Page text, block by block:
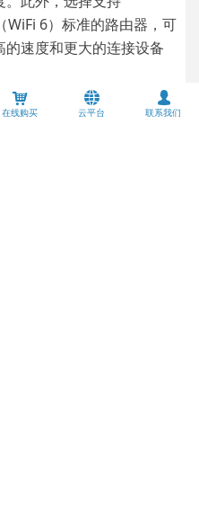
WiFi 6）标准的路由器，可
的速度和更大的连接设备
场景对路由器的需求是多
낙
在线购买
뀁
云平台
넙
联系我们